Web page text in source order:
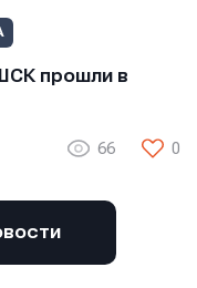
прошли в
66 0
соглашаетесь с
данных
соглашаетесь с
данных
соглашаетесь с